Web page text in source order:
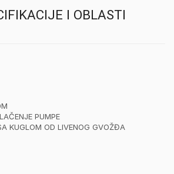
I OBLASTI
PUMPE
KUGLOM OD LIVENOG GVOŽĐA